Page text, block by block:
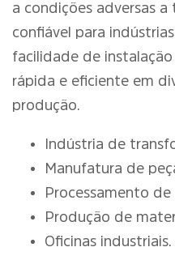
a condições adversas a
confiável para
facilidade de
rápida e eficiente em
produção.
Indústria de
Manufatura de
Processamento de
Produção de
Oficinas industriais.